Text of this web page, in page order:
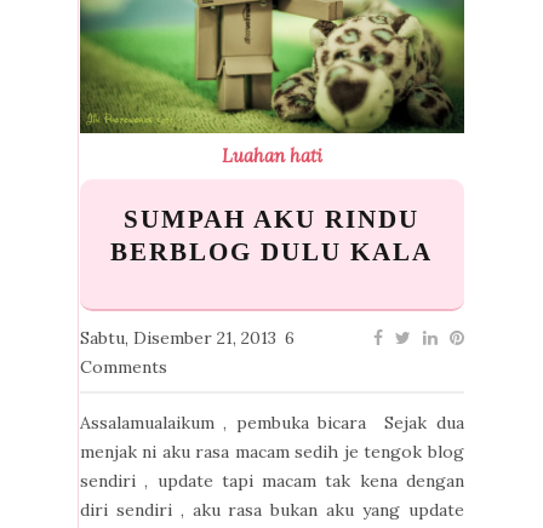
Luahan hati
SUMPAH AKU RINDU
BERBLOG DULU KALA
Sabtu, Disember 21, 2013 6
Comments
Assalamualaikum , pembuka bicara Sejak dua
menjak ni aku rasa macam sedih je tengok blog
sendiri , update tapi macam tak kena dengan
diri sendiri , aku rasa bukan aku yang update